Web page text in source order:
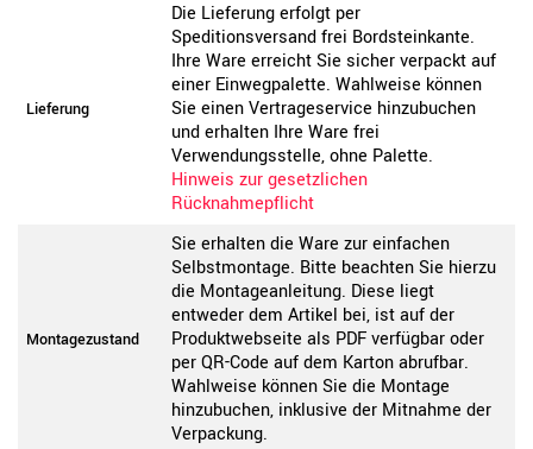
Lieferung
Die Lieferung erfolgt per
Speditionsversand frei Bordsteinkante.
Ihre Ware erreicht Sie sicher verpackt auf
einer Einwegpalette. Wahlweise können
Sie einen Vertrageservice hinzubuchen
und erhalten Ihre Ware frei
Verwendungsstelle, ohne Palette.
Hinweis zur gesetzlichen
Rücknahmepflicht
Montagezustand
Sie erhalten die Ware zur einfachen
Selbstmontage. Bitte beachten Sie hierzu
die Montageanleitung. Diese liegt
entweder dem Artikel bei, ist auf der
Produktwebseite als PDF verfügbar oder
per QR-Code auf dem Karton abrufbar.
Wahlweise können Sie die Montage
hinzubuchen, inklusive der Mitnahme der
Verpackung.